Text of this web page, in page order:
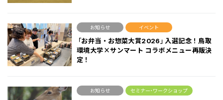
お知らせ イベント
「お弁当・お惣菜大賞2026」入選記念！鳥取
環境大学×サンマート コラボメニュー再販決
定！
お知らせ セミナー･ワークショップ